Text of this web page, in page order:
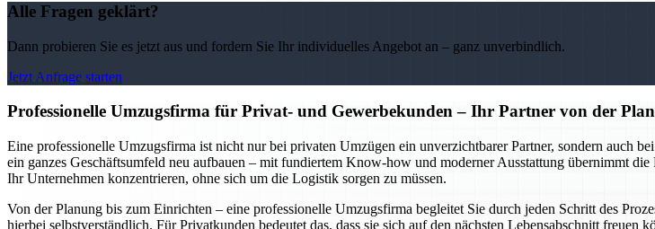
Alle Fragen geklärt?
Dann probieren Sie es jetzt aus und fordern Sie Ihr individuelles Angebot an – ganz unverbindlich.
Jetzt Anfrage starten
Professionelle Umzugsfirma für Privat- und Gewerbekunden – Ihr Partner von der
Eine professionelle Umzugsfirma ist nicht nur bei privaten Umzügen ein unverzichtbarer Partner, sondern auch
ein ganzes Geschäftsumfeld neu aufbauen – mit fundiertem Know-how und moderner Ausstattung übernimmt
Ihr Unternehmen konzentrieren, ohne sich um die Logistik sorgen zu müssen.
Von der Planung bis zum Einrichten – eine professionelle Umzugsfirma begleitet Sie durch jeden Schritt des
hierbei selbstverständlich. Für Privatkunden bedeutet das, dass sie sich auf den nächsten Lebensabschnitt